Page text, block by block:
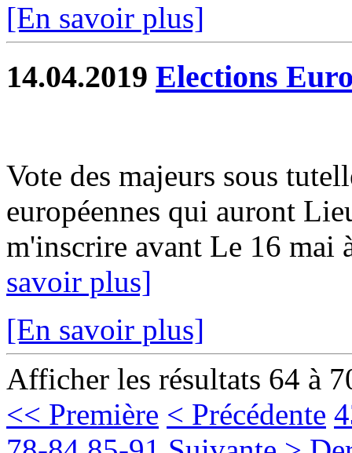
[En savoir plus]
14.04.2019 Elections
Vote des majeurs sous
européennes qui auront
m'inscrire avant Le 16
savoir plus]
[En savoir plus]
Afficher les résultats 64 à
<< Première < Précédente